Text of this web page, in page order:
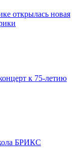
открылась новая
к 75-летию
БРИКС